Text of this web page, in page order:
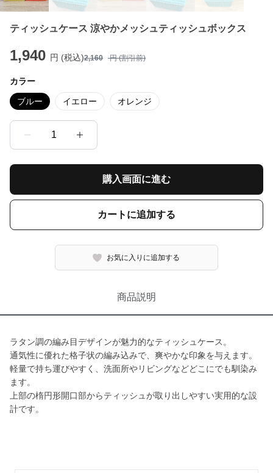
ティッシュケース 涼やかメッシュティッシュボックス
1,940 円 (税込)2,160 円 (割引前)
カラー
ブルー イエロー オレンジ
1
購入画面に進む
カートに追加する
お気に入りに追加する
商品説明
ラタン調の編み目デザインが魅力的なティッシュケース。
通気性に優れた格子状の編み込みで、爽やかな印象を与えます。
軽量で持ち運びやすく、洗面所やリビングなどどこにでも馴染み
ます。
上部の楕円形開口部からティッシュが取り出しやすい実用的な設
計です。